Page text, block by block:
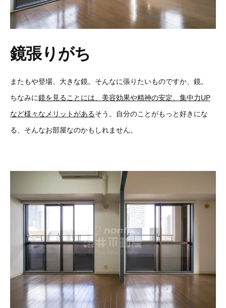
鏡張りがち
またもや登場、大きな鏡。そんなに張りたいものですか、鏡。
ちなみに鏡を見ることには、美容効果や精神の安定、集中力UP
など様々なメリットがあるそう。自分のことがもっと好きにな
る、そんなお部屋なのかもしれません。